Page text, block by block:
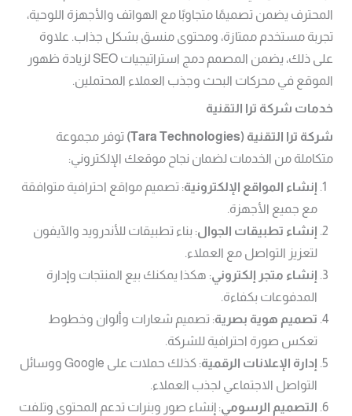
المحترف يضمن تصميمًا متجاوبًا مع الهواتف والأجهزة اللوحية،
تجربة مستخدم ممتازة، ومحتوى منسق بشكل جذاب. علاوة
على ذلك، يضمن المصمم دمج استراتيجيات SEO لزيادة ظهور
الموقع في محركات البحث وجذب العملاء المحتملين.
خدمات شركة ترا التقنية
شركة ترا التقنية (Tara Technologies)
توفر مجموعة
متكاملة من الخدمات لضمان نجاح موقعك الإلكتروني:
إنشاء المواقع الإلكترونية: تصميم مواقع احترافية متوافقة
مع جميع الأجهزة.
إنشاء تطبيقات الجوال: بناء تطبيقات للأندرويد والآيفون
لتعزيز التواصل مع العملاء.
إنشاء متجر إلكتروني: هكذا يمكنك بيع المنتجات وإدارة
المدفوعات بكفاءة.
تصميم هوية بصرية: تصميم شعارات وألوان وخطوط
تعكس صورة احترافية للشركة.
إدارة الإعلانات الرقمية
: كذلك حملات على Google ووسائل
التواصل الاجتماعي لجذب العملاء.
التصميم الرسومي: إنشاء صور وبنرات تدعم المحتوى وتلفت